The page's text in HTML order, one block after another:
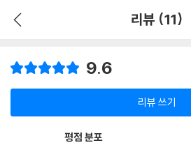
리뷰 (11)
9.6
리뷰 쓰기
평점 분포